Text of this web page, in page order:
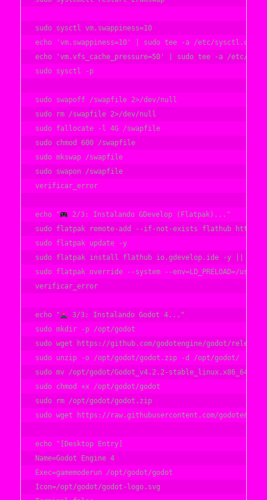
sudo sysctl vm.swappiness=10
echo 'vm.swappiness=10' | sudo tee -a /etc/sysctl.conf
echo 'vm.vfs_cache_pressure=50' | sudo tee -a /etc/
sudo sysctl -p
sudo swapoff /swapfile 2>/dev/null
sudo rm /swapfile 2>/dev/null
sudo fallocate -l 4G /swapfile
sudo chmod 600 /swapfile
sudo mkswap /swapfile
sudo swapon /swapfile
verificar_error
echo "
2/3: Instalando GDevelop (Flatpak)..."
sudo flatpak remote-add --if-not-exists flathub
sudo flatpak update -y
sudo flatpak install flathub io.gdevelop.ide -y ||
sudo flatpak override --system --env=LD_PRELOAD=/
verificar_error
echo "
3/3: Instalando Godot 4..."
sudo mkdir -p /opt/godot
sudo wget https://github.com/godotengine/godot/
sudo unzip -o /opt/godot/godot.zip -d /opt/godot/
sudo mv /opt/godot/Godot_v4.2.2-stable_linux.x86_64 /
sudo chmod +x /opt/godot/godot
sudo rm /opt/godot/godot.zip
sudo wget https://raw.githubusercontent.com/
echo "[Desktop Entry]
Name=Godot Engine 4
Exec=gamemoderun /opt/godot/godot
Icon=/opt/godot/godot-logo.svg